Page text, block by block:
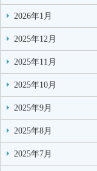
2026年1月
2025年12月
2025年11月
2025年10月
2025年9月
2025年8月
2025年7月